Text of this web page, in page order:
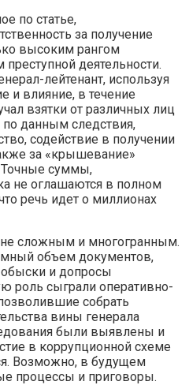
по статье,
за получение
высоким рангом
деятельности.
лейтенант, используя
и влияние, в течение
взятки от различных лиц
по данным следствия,
содействие в получении
за «крышевание»
Точные суммы,
не оглашаются в полном
речь идет о миллионах
сложным и многогранным.
объем документов,
и допросы
роль сыграли оперативно-
собрать
вины генерала
были выявлены и
в коррупционной схеме
Возможно, в будущем
процессы и приговоры.